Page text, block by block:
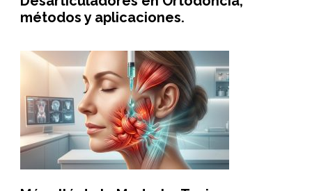
métodos y aplicaciones.